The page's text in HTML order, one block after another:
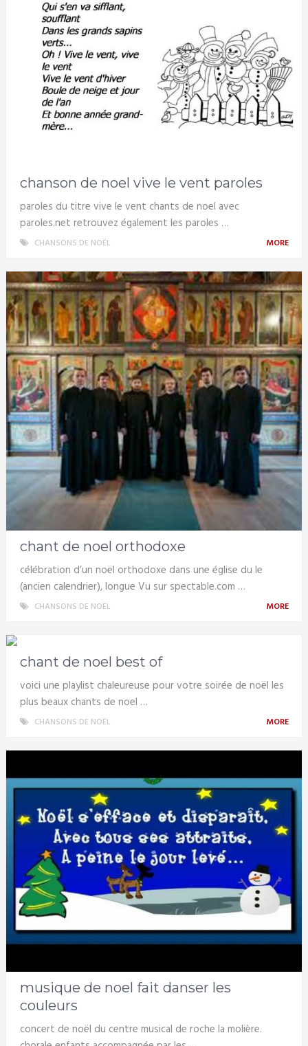
chanson de noel vive le vent paroles
paroles du titre vive le vent chants de noel avec
paroles.net retrouvez également les paroles …
CHANSONS DE NOËL MORE
chant de noel orthodoxe
célébration d’un noël orthodoxe dans une église du le
(ancien calendrier), longue Vu sur spectable.com …
CHANSONS DE NOËL MORE
chant de noel best of
voici une playlist chaleureuse pour votre soirée de noël les
plus beaux chants de noel …
CHANSONS DE NOËL MORE
musique de noel fait danser les
couleurs
concert de noël du centre musical de roche la molière.